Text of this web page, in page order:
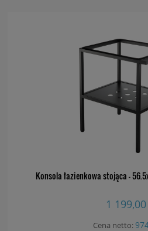
Konsola łazienkowa stojąca -
1 199,00
Cena netto: